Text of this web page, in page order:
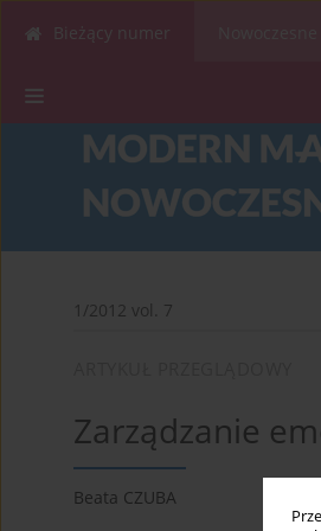
Bieżący numer
1/2012 vol. 7
Zarządzanie
Beata CZUBA